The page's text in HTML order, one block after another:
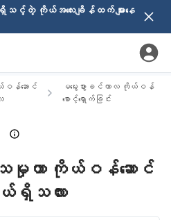
င့်တဲ့ ကိုယ်အလေးချိန်ထက် များနေ
န်ဆောင်
မမွေးဖွားခင်ကာလ ကိုယ်ဝန်
စောင့်ရှောက်ခြင်း
ကုသမှုဟာ ကိုယ်ဝန်ဆောင်
သလား